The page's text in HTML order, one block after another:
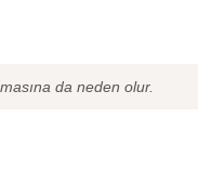
da neden olur.